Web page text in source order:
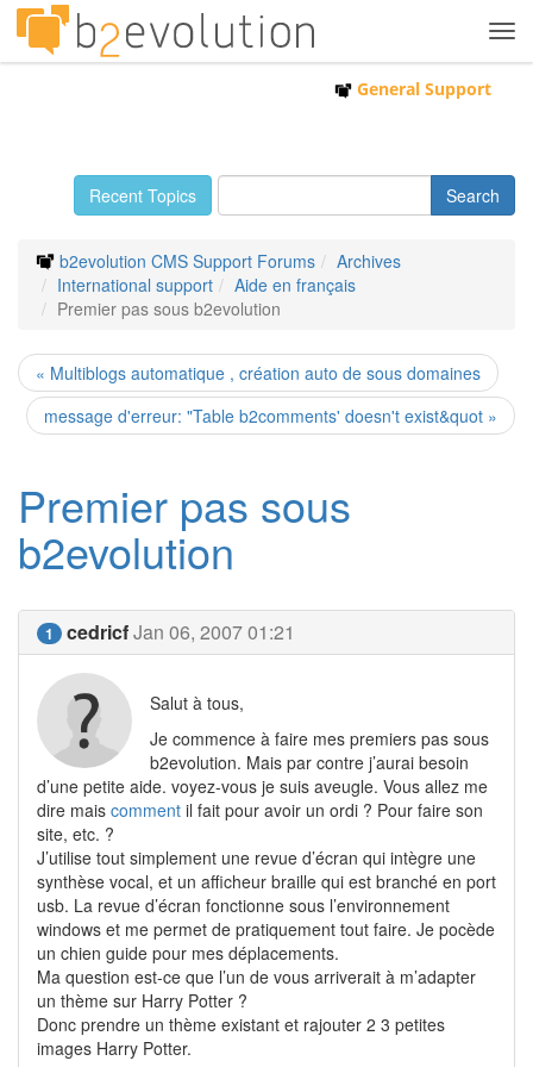
General Support
Recent Topics
b2evolution CMS Support Forums
Archives
International support
Aide en français
Premier pas sous b2evolution
« Multiblogs automatique , création auto de sous domaines
message d'erreur: "Table b2comments' doesn't exist&quot »
Premier pas sous
b2evolution
1 cedricfJan 06, 2007 01:21
Salut à tous,
Je commence à faire mes premiers pas sous
b2evolution. Mais par contre j’aurai besoin
d’une petite aide. voyez-vous je suis aveugle. Vous allez me
dire mais comment il fait pour avoir un ordi ? Pour faire son
site, etc. ?
J’utilise tout simplement une revue d’écran qui intègre une
synthèse vocal, et un afficheur braille qui est branché en port
usb. La revue d’écran fonctionne sous l’environnement
windows et me permet de pratiquement tout faire. Je pocède
un chien guide pour mes déplacements.
Ma question est-ce que l’un de vous arriverait à m’adapter
un thème sur Harry Potter ?
Donc prendre un thème existant et rajouter 2 3 petites
images Harry Potter.